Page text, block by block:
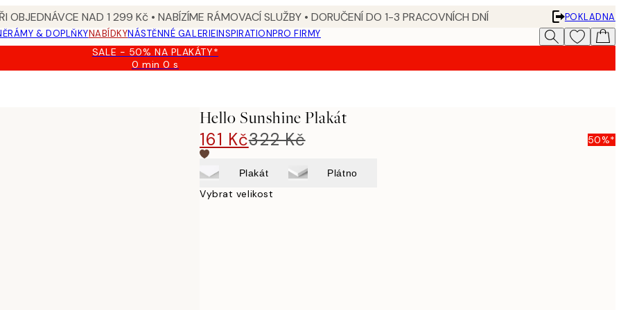
OBJEDNÁVCE NAD 1 299 Kč • NABÍZÍME RÁMOVACÍ SLUŽBY • DORUČENÍ DO 1-3 PRACOVNÍCH DNÍ
POKLADNA
RÁMY & DOPLŇKYNABÍDKYNÁSTĚNNÉ GALERIEINSPIRATIONPRO FIRMY
SALE - 50% NA PLAKÁTY*
0 min0 s
Platné
Hello Sunshine Plakát
161 Kč322 Kč 50%*
Plakát Plátno
Vybrat velikost